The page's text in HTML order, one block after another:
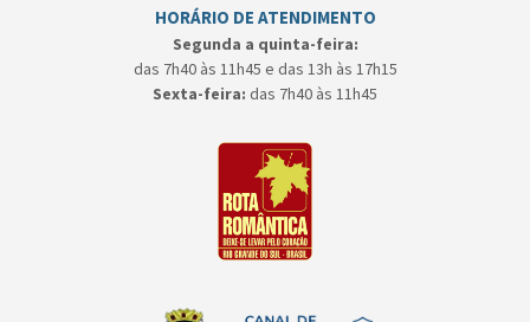
HORÁRIO DE ATENDIMENTO
Segunda a quinta-feira:
das 7h40 às 11h45 e das 13h às 17h15
Sexta-feira: das 7h40 às 11h45